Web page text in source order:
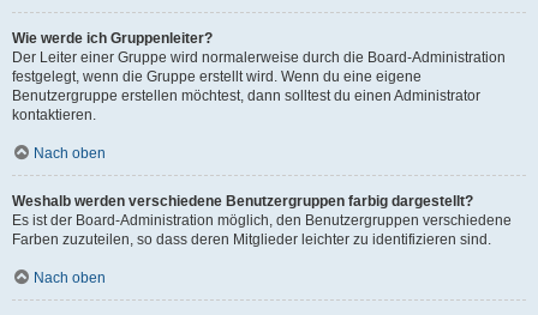
Wie werde ich Gruppenleiter?
Der Leiter einer Gruppe wird normalerweise durch die Board-Administration
festgelegt, wenn die Gruppe erstellt wird. Wenn du eine eigene
Benutzergruppe erstellen möchtest, dann solltest du einen Administrator
kontaktieren.
Nach oben
Weshalb werden verschiedene Benutzergruppen farbig dargestellt?
Es ist der Board-Administration möglich, den Benutzergruppen verschiedene
Farben zuzuteilen, so dass deren Mitglieder leichter zu identifizieren sind.
Nach oben